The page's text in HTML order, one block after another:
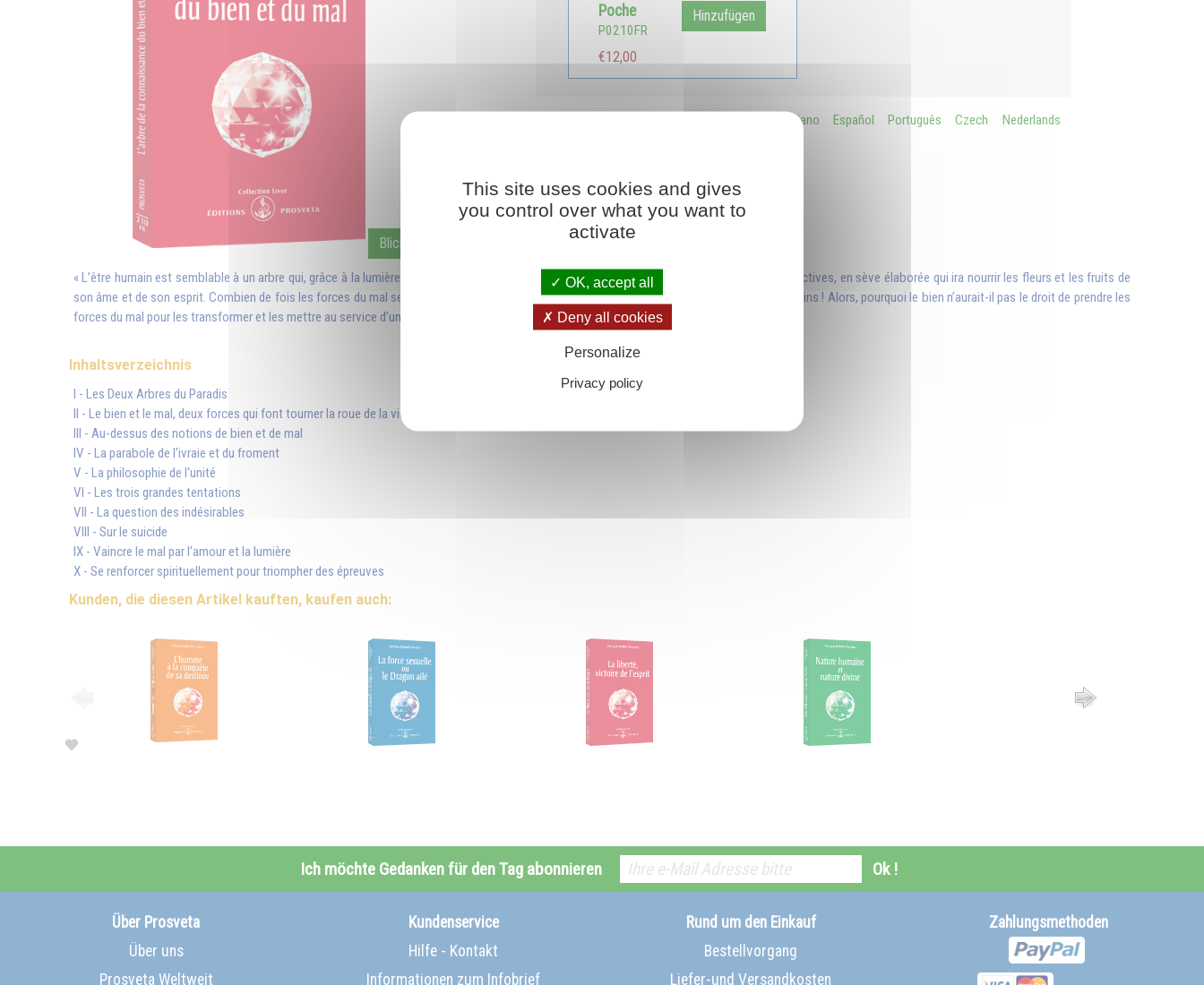
Blick ins Buch
Poche
P0210FR
€12,00
Hinzufügen
Italiano Español Português Czech Nederlands
« L’être humain est semblable à un arbre qui, grâce à la lumière du soleil spirituel, peut transformer en lui la sève brute, ses tendances instinctives, en sève élaborée qui ira nourrir les fleurs et les fruits de
son âme et de son esprit. Combien de fois les forces du mal se permettent de détourner les forces du bien pour les faire servir à leurs desseins ! Alors, pourquoi le bien n’aurait-il pas le droit de prendre les
forces du mal pour les transformer et les mettre au service d’un idéal élevé ? Non seulement il en a le droit, mais il en a même le devoir. »
Inhaltsverzeichnis
I - Les Deux Arbres du Paradis
II - Le bien et le mal, deux forces qui font tourner la roue de la vie
III - Au-dessus des notions de bien et de mal
IV - La parabole de l'ivraie et du froment
V - La philosophie de l'unité
VI - Les trois grandes tentations
VII - La question des indésirables
VIII - Sur le suicide
IX - Vaincre le mal par l'amour et la lumière
X - Se renforcer spirituellement pour triompher des épreuves
Kunden, die diesen Artikel kauften, kaufen auch:
Ich möchte Gedanken für den Tag abonnieren Ok !
Über Prosveta
Über uns
Prosveta Weltweit
Kundenservice
Hilfe - Kontakt
Informationen zum Infobrief
Rund um den Einkauf
Bestellvorgang
Liefer-und Versandkosten
Zahlungsmethoden
This site uses cookies and gives
you control over what you want to
activate
OK, accept all
Deny all cookies
Personalize
Privacy policy